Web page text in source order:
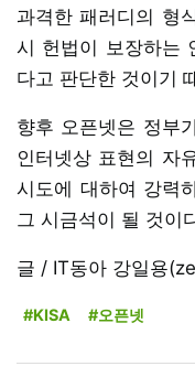
과격한 패러디의 형
시 헌법이 보장하는
다고 판단한 것이기
향후 오픈넷은 정부
인터넷상 표현의 자
시도에 대하여 강력
그 시금석이 될 것이
글 / IT동아 강일용
#KISA #오픈넷